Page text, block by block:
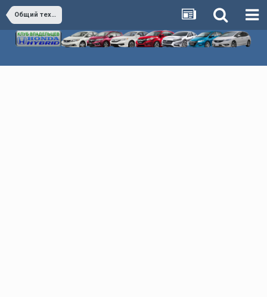
Общий технический раздел